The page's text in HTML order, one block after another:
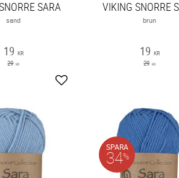
SARA
sand
19 KR
29 KR
Lägg till i favoriter
VIKING SNORRE
brun
19 KR
29 KR
SPARA
34%